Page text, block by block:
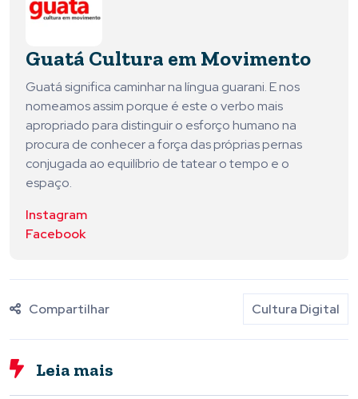
Guatá Cultura em Movimento
Guatá significa caminhar na língua guarani. E nos
nomeamos assim porque é este o verbo mais
apropriado para distinguir o esforço humano na
procura de conhecer a força das próprias pernas
conjugada ao equilíbrio de tatear o tempo e o
espaço.
Instagram
Facebook
Compartilhar Cultura Digital
Leia mais